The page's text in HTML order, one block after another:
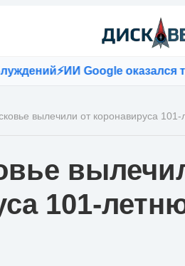
⚡ИИ Google оказался
вылечили от коронавируса
101-